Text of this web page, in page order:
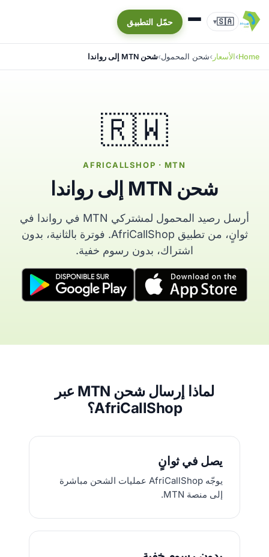
🇸🇦
▾ حمّل التطبيق
Home الأسعار شحن المحمول شحن MTN إلى رواندا
🇷🇼
AFRICALLSHOP · MTN
شحن MTN إلى رواندا
أرسل رصيد المحمول لمشتركي MTN في رواندا في
ثوانٍ، من تطبيق AfriCallShop. فوترة بالثانية، بدون
اشتراك، بدون رسوم خفية.
لماذا إرسال شحن MTN عبر
AfriCallShop؟
يصل في ثوانٍ
يوجّه AfriCallShop عمليات الشحن مباشرة
إلى منصة MTN.